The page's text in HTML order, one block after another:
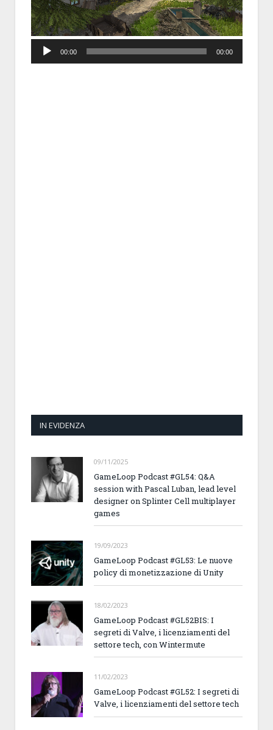
Player
00:00 00:00
IN EVIDENZA
09/11/2025
GameLoop Podcast #GL54: Q&A
session with Pascal Luban, lead level
designer on Splinter Cell multiplayer
games
19/09/2023
GameLoop Podcast #GL53: Le nuove
policy di monetizzazione di Unity
18/02/2023
GameLoop Podcast #GL52BIS: I
segreti di Valve, i licenziamenti del
settore tech, con Wintermute
11/02/2023
GameLoop Podcast #GL52: I segreti di
Valve, i licenziamenti del settore tech